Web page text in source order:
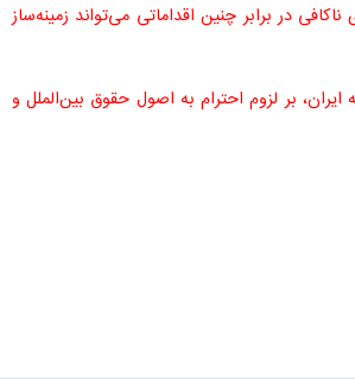
در برابر چنین اقداماتی می‌تواند زمینه‌ساز
بر لزوم احترام به اصول حقوق بین‌الملل و